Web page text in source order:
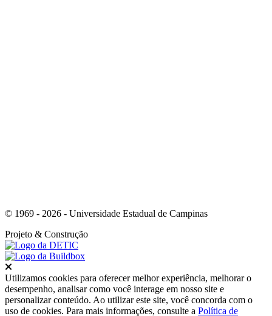
© 1969 - 2026 - Universidade Estadual de Campinas
Projeto & Construção
Utilizamos cookies para oferecer melhor experiência, melhorar o
desempenho, analisar como você interage em nosso site e
personalizar conteúdo. Ao utilizar este site, você concorda com o
uso de cookies. Para mais informações, consulte a Política de